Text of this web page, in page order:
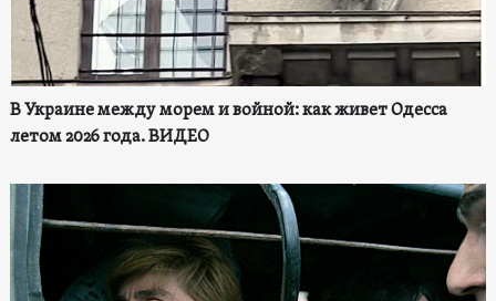
В Украине между морем и войной: как живет Одесса
летом 2026 года. ВИДЕО